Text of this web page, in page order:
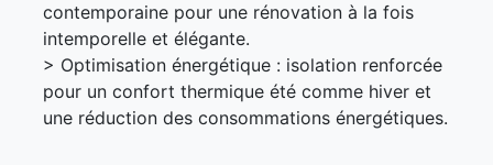
contemporaine pour une rénovation à la fois
intemporelle et élégante.
> Optimisation énergétique : isolation renforcée
pour un confort thermique été comme hiver et
une réduction des consommations énergétiques.